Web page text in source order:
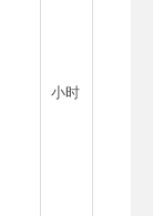
小时